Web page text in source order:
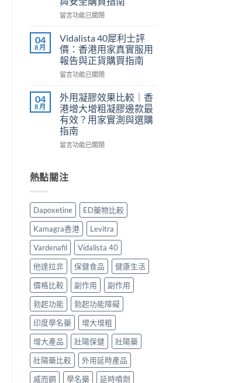
用
家
實
服
用
心
得
購
買
建
議〉
中
時
食
有
效？
2026
香
港
家
必
讀
用
法
用
整
中
在
效
片
副
作
用
全
嗎？
香
港
用
家
服
用
驗
與
安
全
購
買
指
南〉
中
留言功能已關閉
04
8 月
Vidalista 40犀利士評
價：香港用家真實服用
報告與正貨購買指南
在
40
犀
利
士
評
價：
用
家
實
服
用
報
告
與
正
貨
購
買
指
南〉
中
留言功能已關閉
04
8 月
外用凝膠效果比較｜香
港增大增粗凝膠邊款最
有效？用家實測與選購
指南
在
凝
膠
果
比
較
｜
香
港
增
大
增
粗
凝
膠
邊
款
最
有
效？
用
留言功能已關閉
熱點關注
Dapoxetine
ED藥物比較
Kamagra香港
Levitra
Vardenafil
Vidalista 40
他達拉非
保健食品
健康生活
價格比較
副作用
副作用
勃起功能
勃起功能障礙
印度學名藥
增大增粗
增大產品
壯陽保健
壯陽藥
壯陽藥比較
外用延時產品
威而鋼
學名藥
延時噴劑